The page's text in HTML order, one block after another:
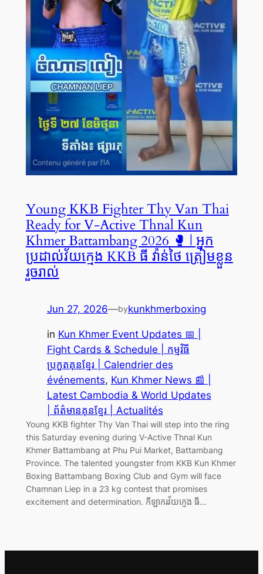
Young KKB Fighter Thy Van Thai
Ready for V-Active Thnal Kun
Khmer Battambang 2026 🥊 | អ្នក
ប្រដាល់វ័យក្មេង KKB ធី វ៉ាន់ថៃ ត្រៀមខ្លួន
រួចរាល់
Jun 27, 2026—bykunkhmerboxing
in Kun Khmer Event Updates 📅 |
Fight Cards & Schedule | កម្មវិធី
ប្រកួតគុនខ្មែរ | Calendrier des
événements, Kun Khmer News 📰 |
Latest Cambodia & World Updates
| ព័ត៌មានគុនខ្មែរ | Actualités
Young KKB fighter Thy Van Thai will step into the ring
this Saturday evening during V-Active Thnal Kun
Khmer Battambang at Phu Pui Market, Battambang
Province. The talented youngster from KKB Kun Khmer
Boxing Battambang Boxing Club and Gym will face
Chamnan Liep in a 23 kg contest that promises
excitement and determination. កីឡាករវ័យក្មេង ធី…